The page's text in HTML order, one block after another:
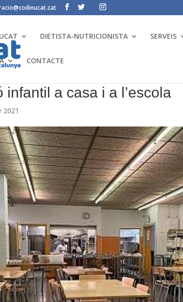
DIETISTA-NUTRICIONISTA SERVEIS
CONTACTE
infantil a casa i a l’escola
2021